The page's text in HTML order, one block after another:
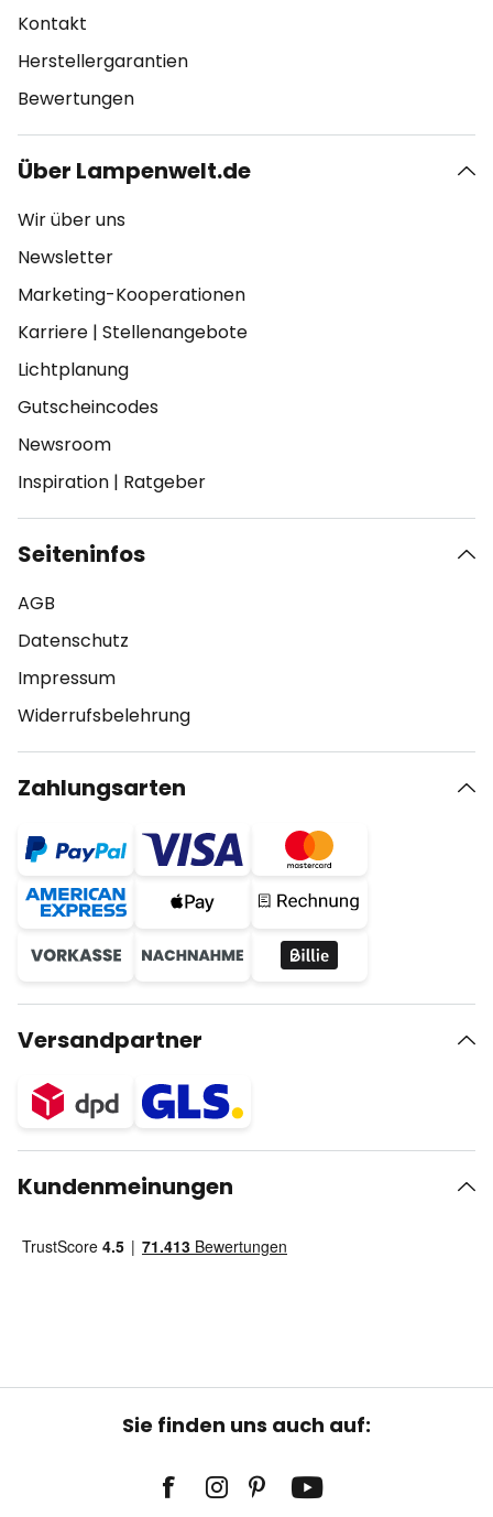
Kontakt
Herstellergarantien
Bewertungen
Über Lampenwelt.de
Wir über uns
Newsletter
Marketing-Kooperationen
Karriere | Stellenangebote
Lichtplanung
Gutscheincodes
Newsroom
Inspiration | Ratgeber
Seiteninfos
AGB
Datenschutz
Impressum
Widerrufsbelehrung
Zahlungsarten
Versandpartner
Kundenmeinungen
Sie finden uns auch auf: